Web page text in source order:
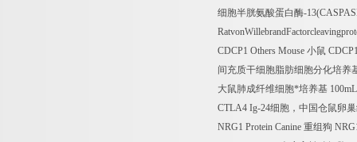
细胞半胱氨酸蛋白酶-
CDCP1 Others Mouse 小鼠
间充质干细胞脂肪细胞分化培养
大鼠肺成纤维细胞*培养基 100mL
CTLA4 Ig-24细胞，中国仓鼠卵
NRG1 Protein Canine 重组狗